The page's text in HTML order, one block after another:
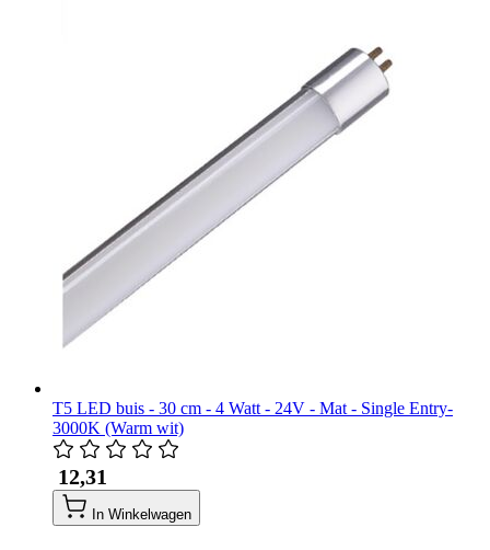
T5 LED buis - 30 cm - 4 Watt - 24V - Mat - Single Entry-
3000K (Warm wit)
​ 12,31
In Winkelwagen